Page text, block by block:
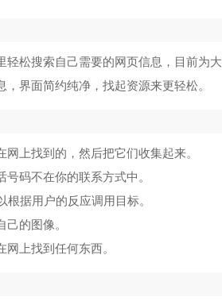
松搜索自己需要的网页信息，目前为
界面简约纯净，找起资源来更轻松。
上找到的，然后把它们收集起来。
码不在你的联系方式中。
据用户的反应调用目标。
的图像。
上找到任何东西。